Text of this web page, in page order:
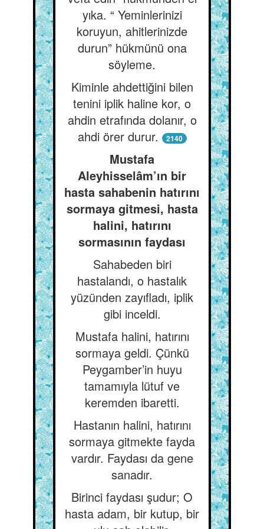
yıka. “ Yeminlerinizi
koruyun, ahitlerinizde
durun” hükmünü ona
söyleme.
Kiminle ahdettiğini bilen
tenini iplik haline kor, o
ahdin etrafında dolanır, o
ahdi örer durur.
2140
Mustafa
Aleyhisselâm’ın bir
hasta sahabenin hatırını
sormaya gitmesi, hasta
halini, hatırını
sormasının faydası
Sahabeden biri
hastalandı, o hastalık
yüzünden zayıfladı, iplik
gibi inceldi.
Mustafa halini, hatırını
sormaya geldi. Çünkü
Peygamber’in huyu
tamamıyla lütuf ve
keremden ibaretti.
Hastanın halini, hatırını
sormaya gitmekte fayda
vardır. Faydası da gene
sanadır.
Birinci faydası şudur; O
hasta adam, bir kutup, bir